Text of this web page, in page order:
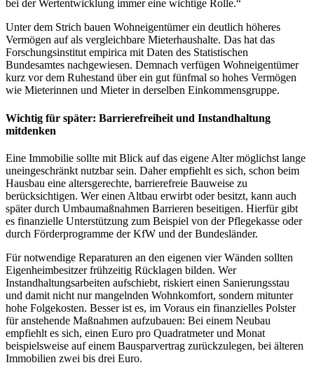
bei der Wertentwicklung immer eine wichtige Rolle.“
Unter dem Strich bauen Wohneigentümer ein deutlich höheres
Vermögen auf als vergleichbare Mieterhaushalte. Das hat das
Forschungsinstitut empirica mit Daten des Statistischen
Bundesamtes nachgewiesen. Demnach verfügen Wohneigentümer
kurz vor dem Ruhestand über ein gut fünfmal so hohes Vermögen
wie Mieterinnen und Mieter in derselben Einkommensgruppe.
Wichtig für später: Barrierefreiheit und Instandhaltung
mitdenken
Eine Immobilie sollte mit Blick auf das eigene Alter möglichst lange
uneingeschränkt nutzbar sein. Daher empfiehlt es sich, schon beim
Hausbau eine altersgerechte, barrierefreie Bauweise zu
berücksichtigen. Wer einen Altbau erwirbt oder besitzt, kann auch
später durch Umbaumaßnahmen Barrieren beseitigen. Hierfür gibt
es finanzielle Unterstützung zum Beispiel von der Pflegekasse oder
durch Förderprogramme der KfW und der Bundesländer.
Für notwendige Reparaturen an den eigenen vier Wänden sollten
Eigenheimbesitzer frühzeitig Rücklagen bilden. Wer
Instandhaltungsarbeiten aufschiebt, riskiert einen Sanierungsstau
und damit nicht nur mangelnden Wohnkomfort, sondern mitunter
hohe Folgekosten. Besser ist es, im Voraus ein finanzielles Polster
für anstehende Maßnahmen aufzubauen: Bei einem Neubau
empfiehlt es sich, einen Euro pro Quadratmeter und Monat
beispielsweise auf einem Bausparvertrag zurückzulegen, bei älteren
Immobilien zwei bis drei Euro.